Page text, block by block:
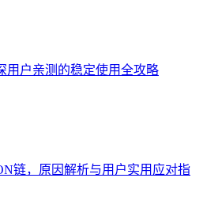
用户亲测的稳定使用全攻略
链，原因解析与用户实用应对指